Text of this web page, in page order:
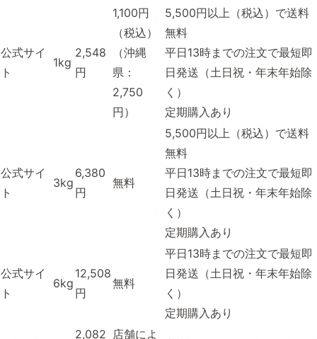
公式サイ
ト
1kg
2,548
円
1,100円
（税込）
（沖縄
県：
2,750
円）
5,500円以上（税込）で送料
無料
平日13時までの注文で最短即
日発送（土日祝・年末年始除
く）
定期購入あり
公式サイ
ト
3kg
6,380
円
無料
5,500円以上（税込）で送料
無料
平日13時までの注文で最短即
日発送（土日祝・年末年始除
く）
定期購入あり
公式サイ
ト
6kg
12,508
円
無料
平日13時までの注文で最短即
日発送（土日祝・年末年始除
く）
定期購入あり
2,082 店舗によ